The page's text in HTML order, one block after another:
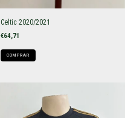
Celtic 2020/2021
€64,71
COMPRAR